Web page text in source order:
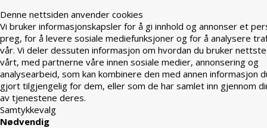
Denne nettsiden anvender cookies
Vi bruker informasjonskapsler for å gi innhold og annonser et
preg, for å levere sosiale mediefunksjoner og for å analysere
vår. Vi deler dessuten informasjon om hvordan du bruker
vårt, med partnerne våre innen sosiale medier, annonsering og
analysearbeid, som kan kombinere den med annen informasjon
gjort tilgjengelig for dem, eller som de har samlet inn gjennom
av tjenestene deres.
Samtykkevalg
Nødvendig